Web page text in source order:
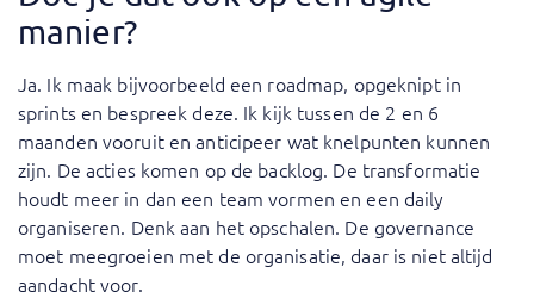
manier?
Ja. Ik maak bijvoorbeeld een roadmap, opgeknipt in
sprints en bespreek deze. Ik kijk tussen de 2 en 6
maanden vooruit en anticipeer wat knelpunten kunnen
zijn. De acties komen op de backlog. De transformatie
houdt meer in dan een team vormen en een daily
organiseren. Denk aan het opschalen. De governance
moet meegroeien met de organisatie, daar is niet altijd
aandacht voor.